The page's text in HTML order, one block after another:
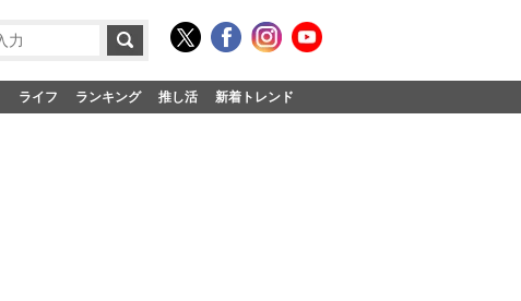
ライフ ランキング 推し活 新着トレンド